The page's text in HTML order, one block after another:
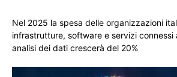
Nel 2025 la spesa delle organizzazioni
infrastrutture, software e servizi connessi
analisi dei dati crescerà del 20%